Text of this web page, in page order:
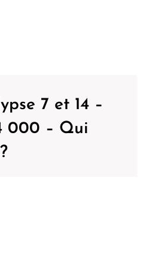
7 et 14 –
000 – Qui